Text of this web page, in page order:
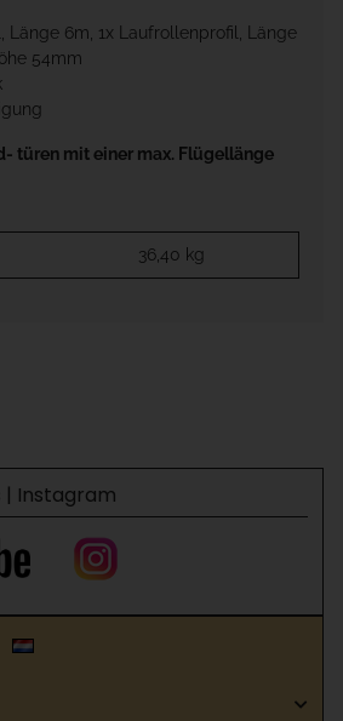
Länge 6m, 1x Laufrollenprofil, Länge
54mm
türen mit einer max. Flügellänge
36,40 kg
| Instagram